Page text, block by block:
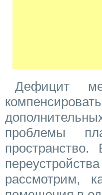
Дефицит
проблемы
рассмотрим,